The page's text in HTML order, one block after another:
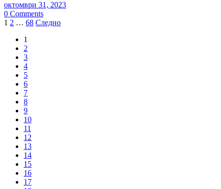
октомври 31, 2023
0 Comments
Posts
pagination
1 2 … 68 Следно
1
2
3
4
5
6
7
8
9
10
11
12
13
14
15
16
17